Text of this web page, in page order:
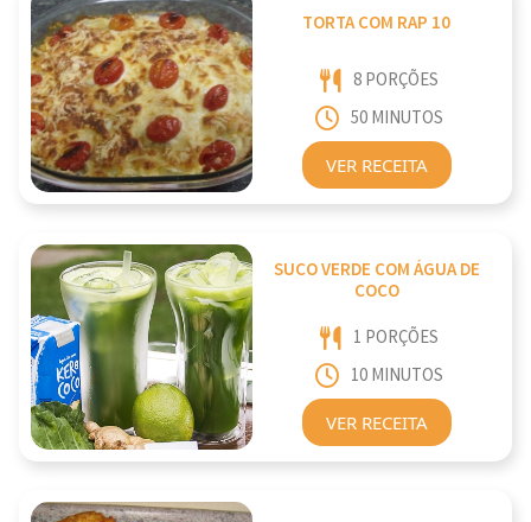
TORTA COM RAP 10
8 PORÇÕES
50 MINUTOS
VER RECEITA
SUCO VERDE COM ÁGUA DE
COCO
1 PORÇÕES
10 MINUTOS
VER RECEITA